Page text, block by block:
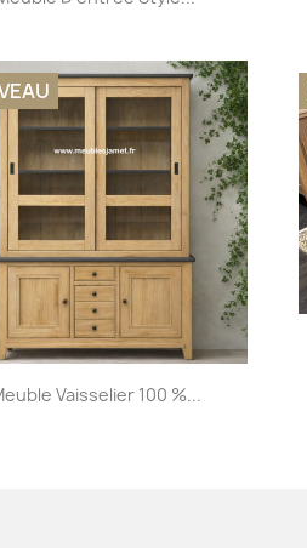
Aperçu rapide
Vaisselier 100 %...